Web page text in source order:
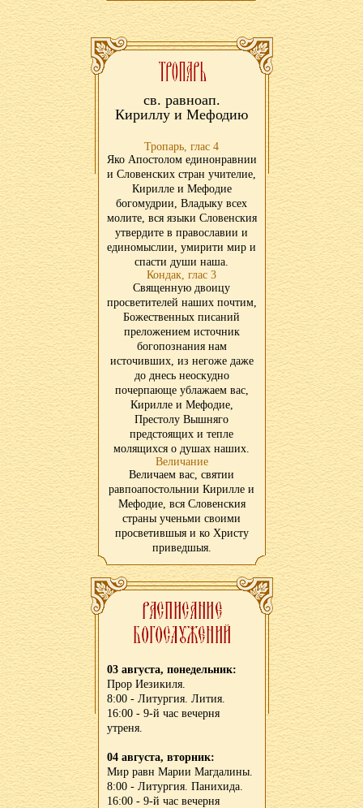
св. равноап.
Кириллу и Мефодию
Тропарь, глас 4
Яко Апостолом единонравнии
и Словенских стран учителие,
Кирилле и Мефодие
богомудрии, Владыку всех
молите, вся языки Словенския
утвердите в православии и
единомыслии, умирити мир и
спасти души наша.
Кондак, глас 3
Священную двоицу
просветителей наших почтим,
Божественных писаний
преложением источник
богопознания нам
источивших, из негоже даже
до днесь неоскудно
почерпающе ублажаем вас,
Кирилле и Мефодие,
Престолу Вышняго
предстоящих и тепле
молящихся о душах наших.
Величание
Величаем вас, святии
равпоапостольнии Кирилле и
Мефодие, вся Словенския
страны ученьми своими
просветившыя и ко Христу
приведшыя.
03 августа, понедельник:
Прор Иезикиля.
8:00 - Литургия. Лития.
16:00 - 9-й час вечерня
утреня.
04 августа, вторник:
Мир равн Марии Магдалины.
8:00 - Литургия. Панихида.
16:00 - 9-й час вечерня